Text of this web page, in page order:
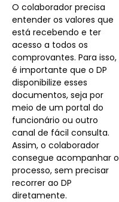
O colaborador precisa
entender os valores que
está recebendo e ter
acesso a todos os
comprovantes. Para isso,
é importante que o DP
disponibilize esses
documentos, seja por
meio de um portal do
funcionário ou outro
canal de fácil consulta.
Assim, o colaborador
consegue acompanhar o
processo, sem precisar
recorrer ao DP
diretamente.